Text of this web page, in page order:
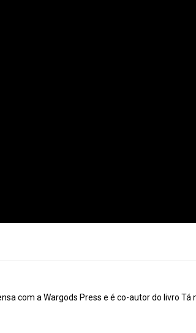
com a Wargods Press e é co-autor do livro Tá